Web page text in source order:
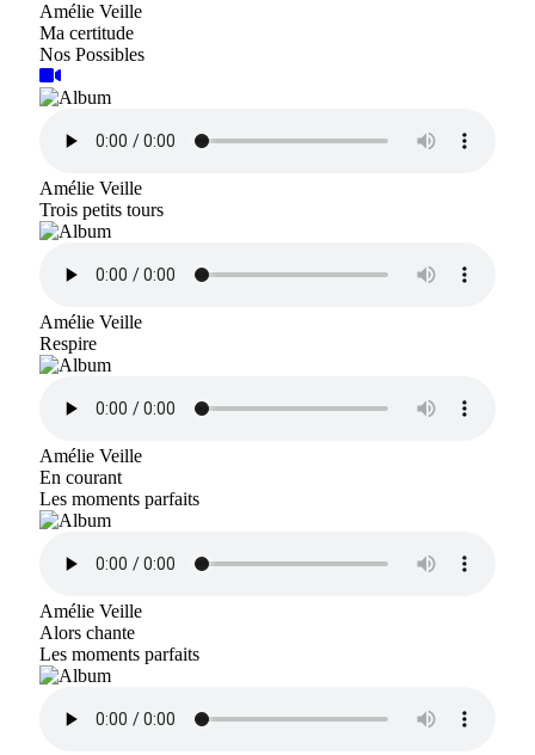
Amélie Veille
Ma certitude
Nos Possibles
Amélie Veille
Trois petits tours
Amélie Veille
Respire
Amélie Veille
En courant
Les moments parfaits
Amélie Veille
Alors chante
Les moments parfaits